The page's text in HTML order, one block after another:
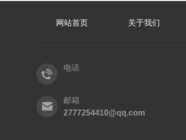
网站首页 关于我们
电话
邮箱
2777254410@qq.com